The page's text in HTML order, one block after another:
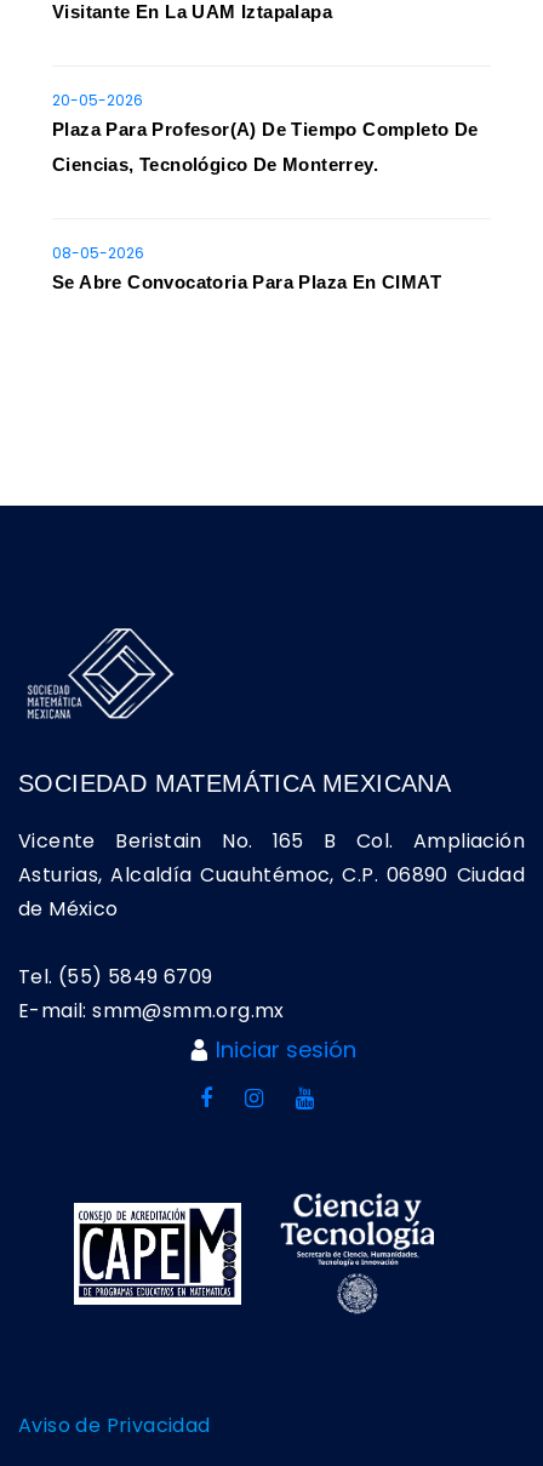
Visitante En La UAM Iztapalapa
20-05-2026
Plaza Para Profesor(a) De Tiempo Completo De
Ciencias, Tecnológico De Monterrey.
08-05-2026
Se Abre Convocatoria Para Plaza En CIMAT
SOCIEDAD MATEMÁTICA MEXICANA
Vicente Beristain No. 165 B Col. Ampliación
Asturias, Alcaldía Cuauhtémoc, C.P. 06890 Ciudad
de México
Tel. (55) 5849 6709
E-mail: smm@smm.org.mx
Iniciar sesión
Aviso de Privacidad